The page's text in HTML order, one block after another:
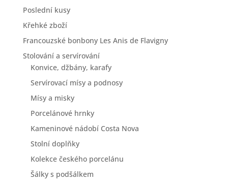
Poslední kusy
Křehké zboží
Francouzské bonbony Les Anis de Flavigny
Stolování a servírování
Konvice, džbány, karafy
Servírovací mísy a podnosy
Mísy a misky
Porcelánové hrnky
Kameninové nádobí Costa Nova
Stolní doplňky
Kolekce českého porcelánu
Šálky s podšálkem